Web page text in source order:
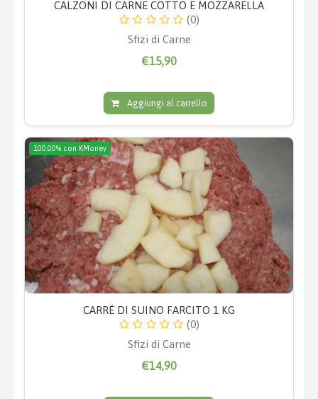
CALZONI DI CARNE COTTO E MOZZARELLA
(0)
Sfizi di Carne
€15,90
Aggiungi al carrello
100.00% con KMoney
CARRÉ DI SUINO FARCITO 1 KG
(0)
Sfizi di Carne
€14,90